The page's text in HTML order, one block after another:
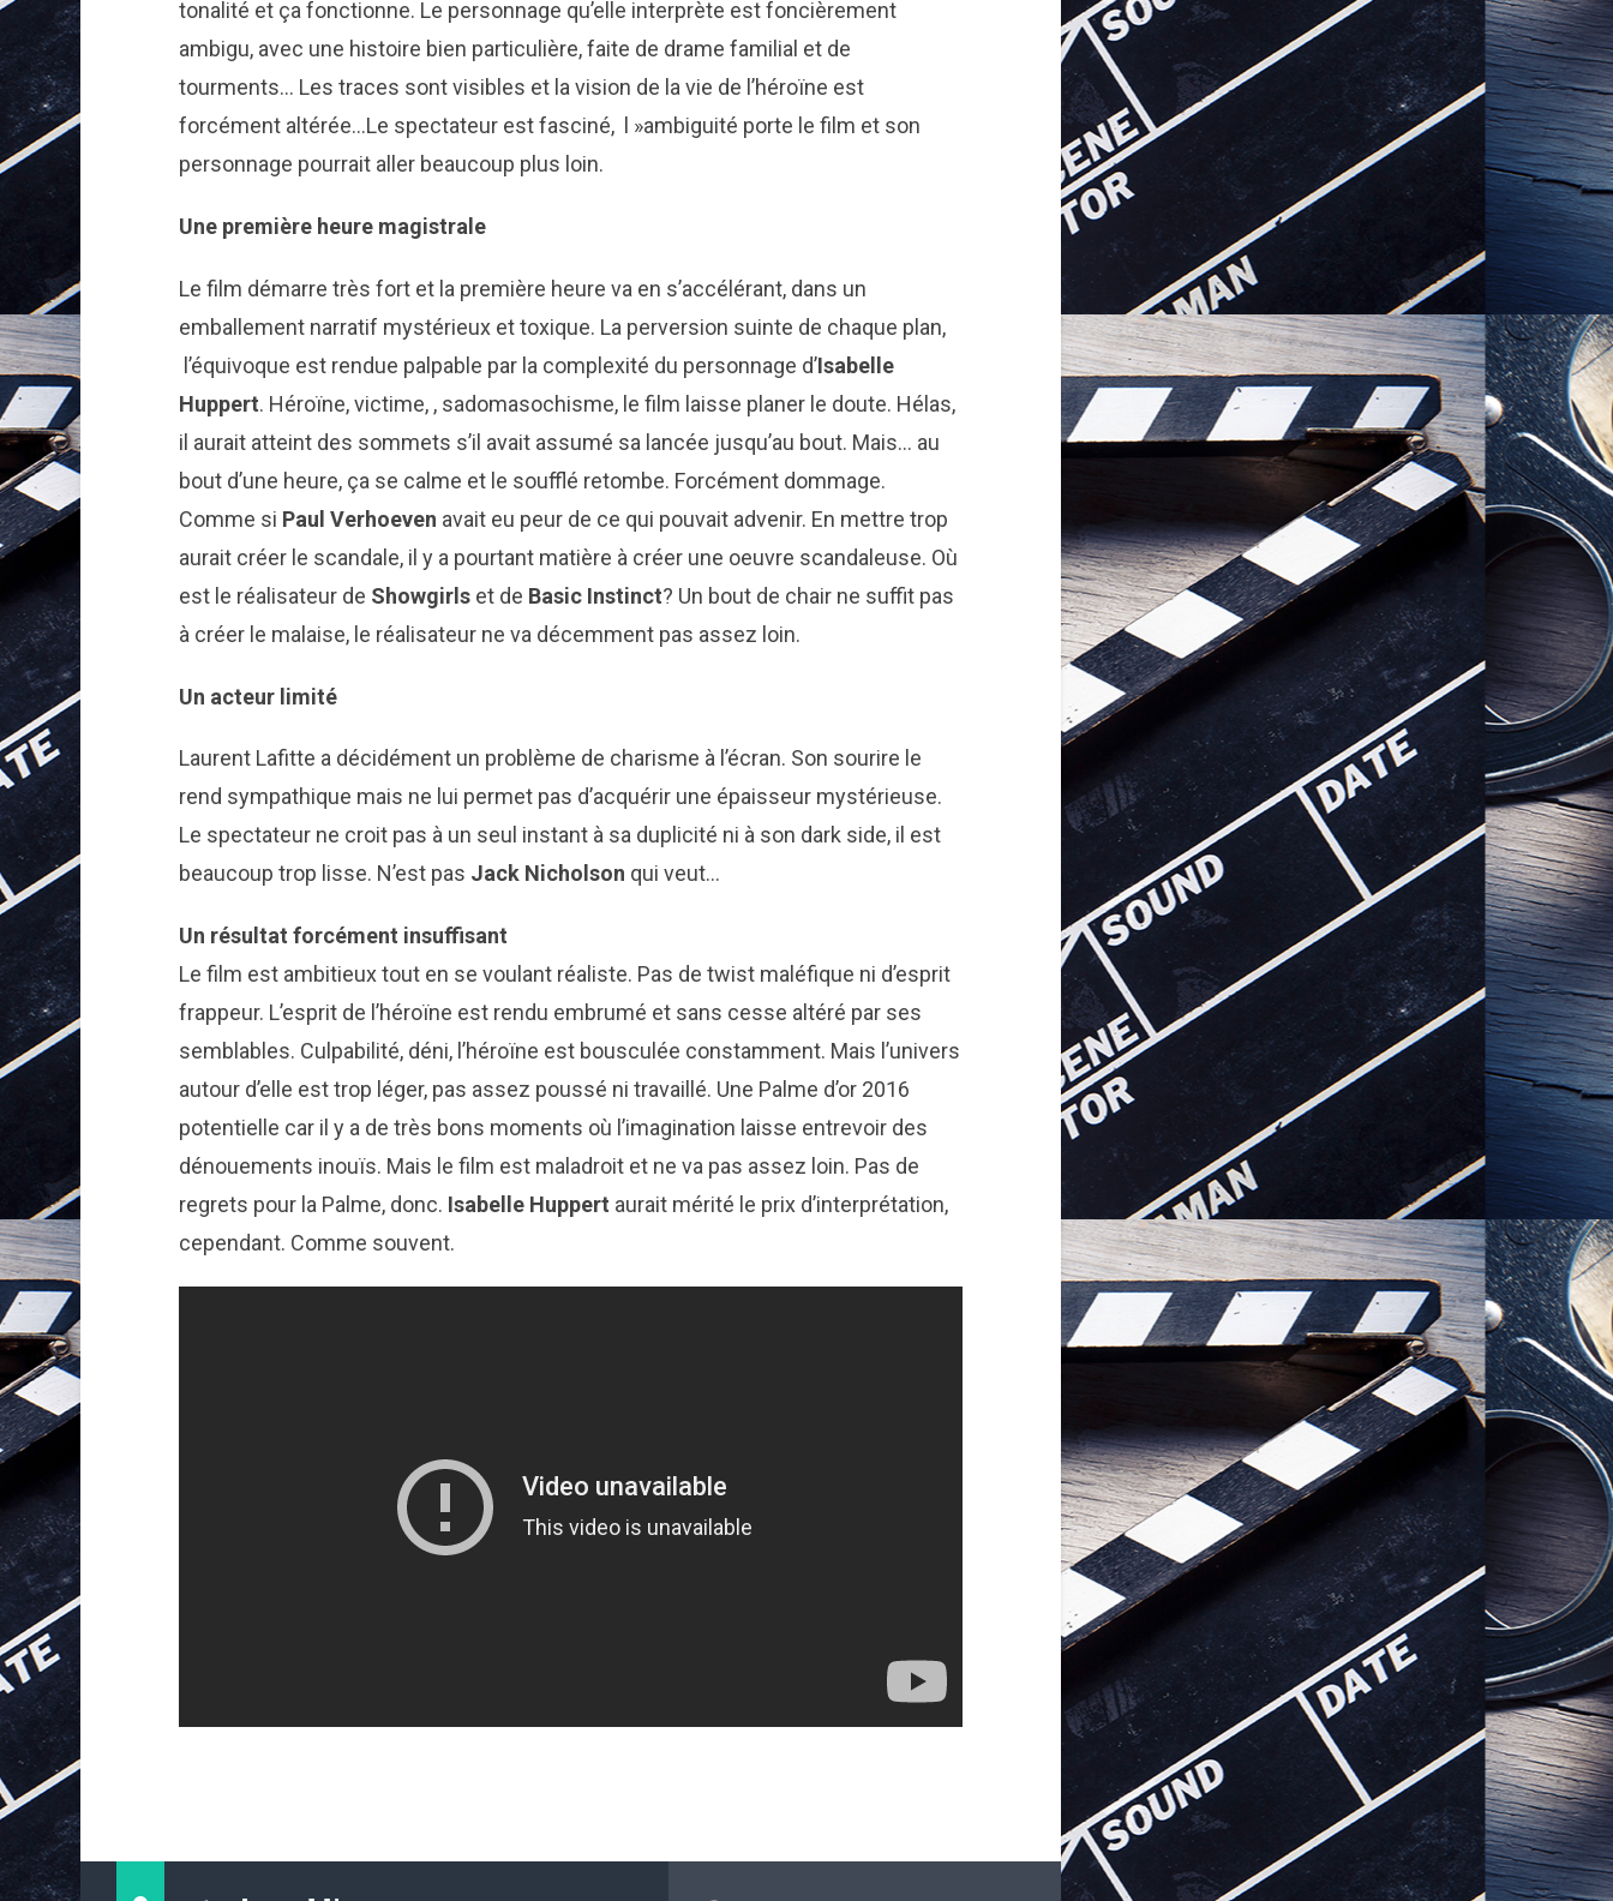
tonalité et ça fonctionne. Le personnage qu’elle interprète est foncièrement
ambigu, avec une histoire bien particulière, faite de drame familial et de
tourments… Les traces sont visibles et la vision de la vie de l’héroïne est
forcément altérée…Le spectateur est fasciné, l »ambiguité porte le film et son
personnage pourrait aller beaucoup plus loin.
Une première heure magistrale
Le film démarre très fort et la première heure va en s’accélérant, dans un
emballement narratif mystérieux et toxique. La perversion suinte de chaque plan,
l’équivoque est rendue palpable par la complexité du personnage d’Isabelle
Huppert. Héroïne, victime, , sadomasochisme, le film laisse planer le doute. Hélas,
il aurait atteint des sommets s’il avait assumé sa lancée jusqu’au bout. Mais… au
bout d’une heure, ça se calme et le soufflé retombe. Forcément dommage.
Comme si Paul Verhoeven avait eu peur de ce qui pouvait advenir. En mettre trop
aurait créer le scandale, il y a pourtant matière à créer une oeuvre scandaleuse. Où
est le réalisateur de Showgirlset de Basic Instinct? Un bout de chair ne suffit pas
à créer le malaise, le réalisateur ne va décemment pas assez loin.
Un acteur limité
Laurent Lafitte a décidément un problème de charisme à l’écran. Son sourire le
rend sympathique mais ne lui permet pas d’acquérir une épaisseur mystérieuse.
Le spectateur ne croit pas à un seul instant à sa duplicité ni à son dark side, il est
beaucoup trop lisse. N’est pas Jack Nicholson qui veut…
Un résultat forcément insuffisant
Le film est ambitieux tout en se voulant réaliste. Pas de twist maléfique ni d’esprit
frappeur. L’esprit de l’héroïne est rendu embrumé et sans cesse altéré par ses
semblables. Culpabilité, déni, l’héroïne est bousculée constamment. Mais l’univers
autour d’elle est trop léger, pas assez poussé ni travaillé. Une Palme d’or 2016
potentielle car il y a de très bons moments où l’imagination laisse entrevoir des
dénouements inouïs. Mais le film est maladroit et ne va pas assez loin. Pas de
regrets pour la Palme, donc. Isabelle Huppert aurait mérité le prix d’interprétation,
cependant. Comme souvent.